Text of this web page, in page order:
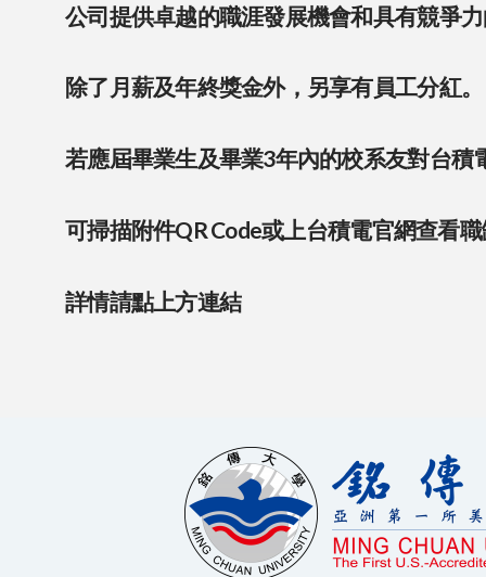
公司提供卓越的職涯發展機會和具有競爭力
除了月薪及年終獎金外，另享有員工分紅。
若應屆畢業生及畢業3年內的校系友對台積
可掃描附件QR Code或上台積電官網查看
詳情請點上方連結